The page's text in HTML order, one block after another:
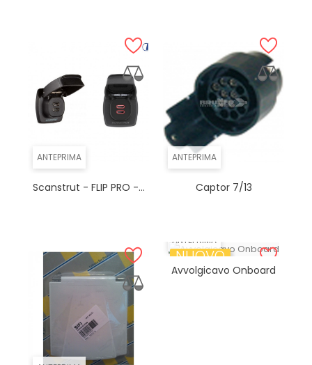
ANTEPRIMA
Scanstrut - FLIP PRO -...
ANTEPRIMA
Captor 7/13
ANTEPRIMA
NUOVO
Avvolgicavo Onboard